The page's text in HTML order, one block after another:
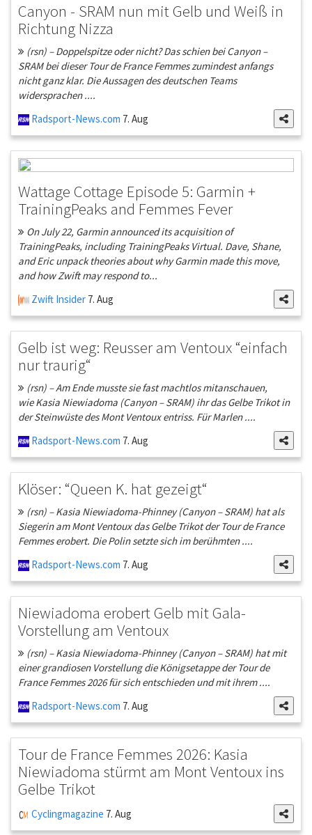
Canyon - SRAM nun mit Gelb und Weiß in
Richtung Nizza
(rsn) – Doppelspitze oder nicht? Das schien bei Canyon –
SRAM bei dieser Tour de France Femmes zumindest anfangs
nicht ganz klar. Die Aussagen des deutschen Teams
widersprachen ....
Radsport-News.com 7. Aug
Wattage Cottage Episode 5: Garmin +
TrainingPeaks and Femmes Fever
On July 22, Garmin announced its acquisition of
TrainingPeaks, including TrainingPeaks Virtual. Dave, Shane,
and Eric unpack theories about why Garmin made this move,
and how Zwift may respond to...
Zwift Insider 7. Aug
Gelb ist weg: Reusser am Ventoux “einfach
nur traurig“
(rsn) – Am Ende musste sie fast machtlos mitanschauen,
wie Kasia Niewiadoma (Canyon – SRAM) ihr das Gelbe Trikot in
der Steinwüste des Mont Ventoux entriss. Für Marlen ....
Radsport-News.com 7. Aug
Klöser: “Queen K. hat gezeigt“
(rsn) – Kasia Niewiadoma-Phinney (Canyon – SRAM) hat als
Siegerin am Mont Ventoux das Gelbe Trikot der Tour de France
Femmes erobert. Die Polin setzte sich im berühmten ....
Radsport-News.com 7. Aug
Niewiadoma erobert Gelb mit Gala-
Vorstellung am Ventoux
(rsn) – Kasia Niewiadoma-Phinney (Canyon – SRAM) hat mit
einer grandiosen Vorstellung die Königsetappe der Tour de
France Femmes 2026 für sich entschieden und mit ihrem ....
Radsport-News.com 7. Aug
Tour de France Femmes 2026: Kasia
Niewiadoma stürmt am Mont Ventoux ins
Gelbe Trikot
Cyclingmagazine 7. Aug